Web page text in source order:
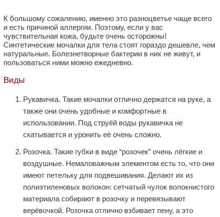
К большому сожалению, именно это разноцветье чаще всего
и есть причиной аллергии. Поэтому, если у вас
чувствительная кожа, будьте очень осторожны!
Синтетические мочалки для тела стоят гораздо дешевле, чем
натуральные. Болезнетворные бактерии в них не живут, и
пользоваться ними можно ежедневно.
Виды
Рукавичка. Такие мочалки отлично держатся на руке, а
также они очень удобные и комфортные в
использовании. Под струёй воды рукавичка не
скатывается и уронить её очень сложно.
Розочка. Такие губки в виде “розочек” очень лёгкие и
воздушные. Немаловажным элементом есть то, что они
имеют петельку для подвешивания. Делают их из
полиэтиленовых волокон: сетчатый чулок волокнистого
материала собирают в розочку и перевязывают
верёвочкой. Розочка отлично взбивает пену, а это